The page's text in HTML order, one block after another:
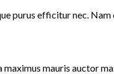
purus efficitur nec. Nam
mauris auctor